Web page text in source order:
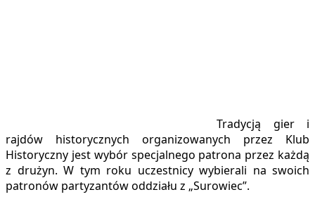
Tradycją gier i
rajdów historycznych organizowanych przez Klub
Historyczny jest wybór specjalnego patrona przez każdą
z drużyn. W tym roku uczestnicy wybierali na swoich
patronów partyzantów oddziału z „Surowiec”.